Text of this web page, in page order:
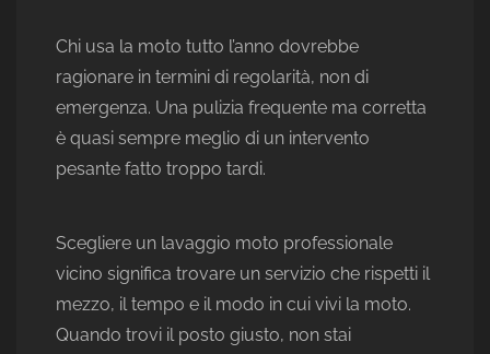
Chi usa la moto tutto l’anno dovrebbe
ragionare in termini di regolarità, non di
emergenza. Una pulizia frequente ma corretta
è quasi sempre meglio di un intervento
pesante fatto troppo tardi.
Scegliere un lavaggio moto professionale
vicino significa trovare un servizio che rispetti il
mezzo, il tempo e il modo in cui vivi la moto.
Quando trovi il posto giusto, non stai